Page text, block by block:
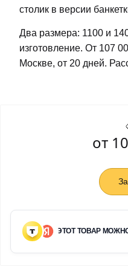
столик в версии
Два размера: 1100 и
изготовление. От 107
Москве, от 20 дней.
от
ЭТОТ ТОВАР